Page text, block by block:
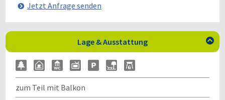
Jetzt Anfrage senden
Lage & Ausstattung 
zum Teil mit Balkon